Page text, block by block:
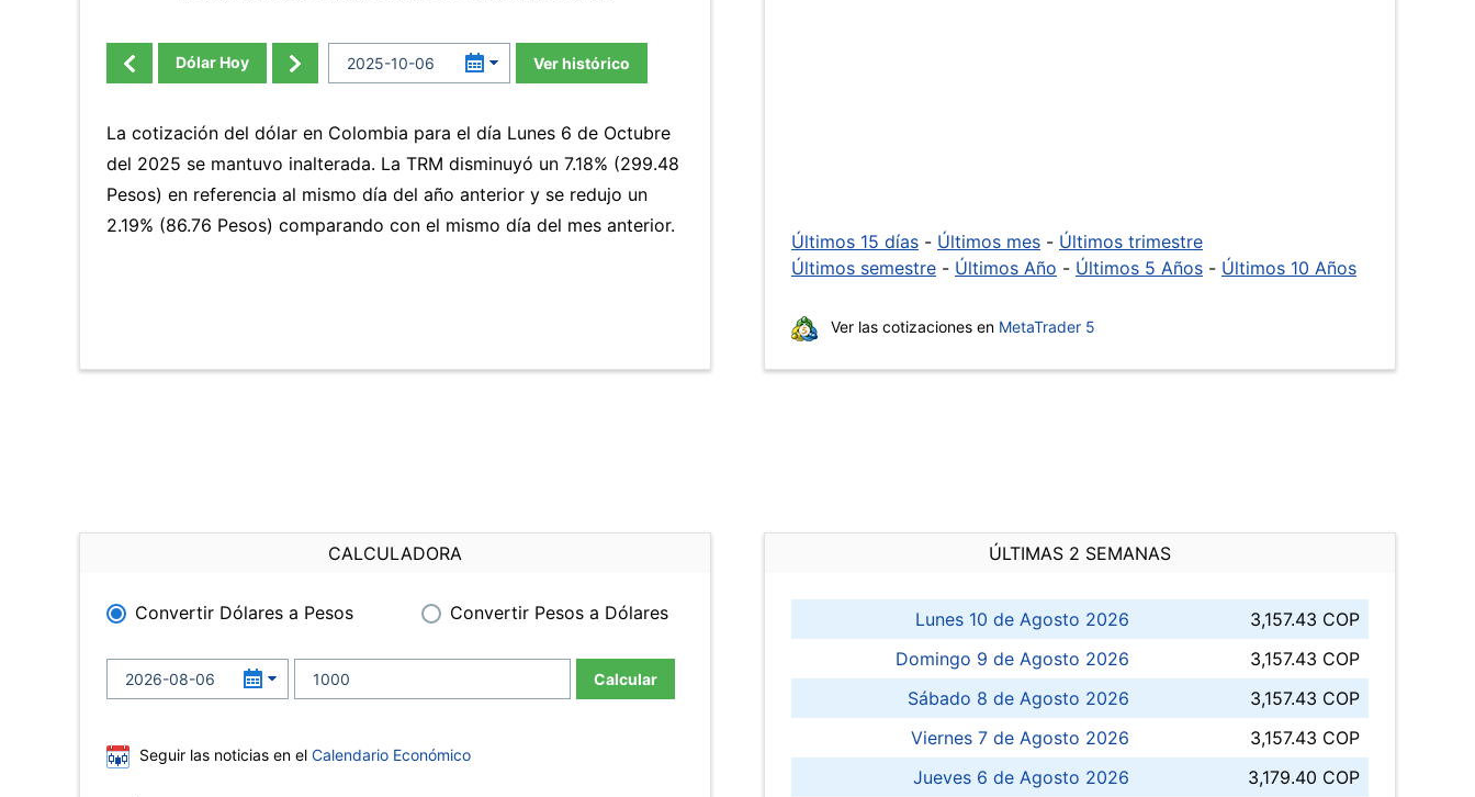
Dólar Hoy Ver histórico
La cotización del dólar en Colombia para el día Lunes 6 de Octubre
del 2025 se mantuvo inalterada. La TRM disminuyó un 7.18% (299.48
Pesos) en referencia al mismo día del año anterior y se redujo un
2.19% (86.76 Pesos) comparando con el mismo día del mes anterior.
Últimos 15 días - Últimos mes - Últimos trimestre
Últimos semestre - Últimos Año - Últimos 5 Años - Últimos 10 Años
Ver las cotizaciones en MetaTrader 5
CALCULADORA
Convertir Dólares a Pesos Convertir Pesos a Dólares
Calcular
Seguir las noticias en el Calendario Económico
ÚLTIMAS 2 SEMANAS
Lunes 10 de Agosto 2026
3,157.43 COP
Domingo 9 de Agosto 2026
3,157.43 COP
Sábado 8 de Agosto 2026
3,157.43 COP
Viernes 7 de Agosto 2026
3,157.43 COP
Jueves 6 de Agosto 2026
3,179.40 COP